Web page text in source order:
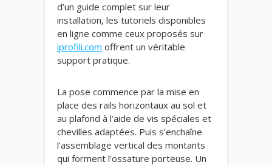
d’un guide complet sur leur
installation, les tutoriels disponibles
en ligne comme ceux proposés sur
iprofili.com offrent un véritable
support pratique.
La pose commence par la mise en
place des rails horizontaux au sol et
au plafond à l’aide de vis spéciales et
chevilles adaptées. Puis s’enchaîne
l’assemblage vertical des montants
qui forment l’ossature porteuse. Un